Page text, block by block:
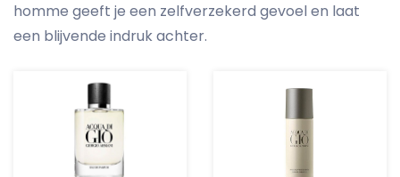
homme geeft je een zelfverzekerd gevoel en laat
een blijvende indruk achter.